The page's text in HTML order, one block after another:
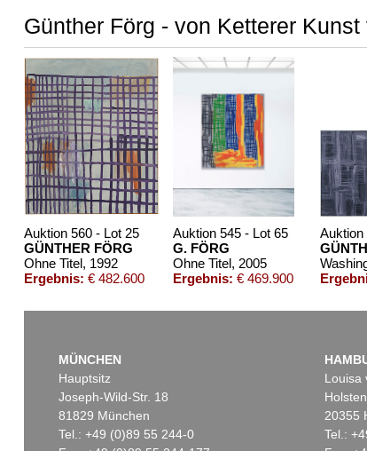
Günther Förg - von Ketterer
Auktion 560 - Lot 25
GÜNTHER FÖRG
Ohne Titel, 1992
Ergebnis: € 482.600
Auktion 545 - Lot 65
G. FÖRG
Ohne Titel, 2005
Ergebnis: € 469.900
Auktion
MÜNCHEN
Hauptsitz
Joseph-Wild-Str. 18
81829 München
Tel.: +49 (0)89 55 244-0
Louisa
20355
Tel.: